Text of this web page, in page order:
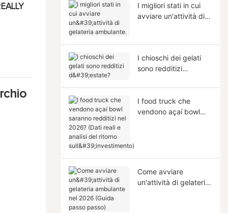
I migliori stati in cui
avviare un'attività di
I chioschi dei gelati
sono redditizi
I food truck che
vendono açaí bowl
Come avviare
un'attività di gelateria